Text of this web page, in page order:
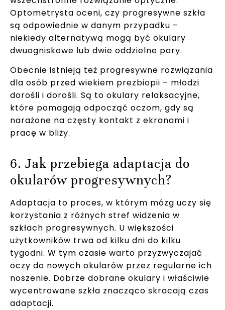
Optometrysta oceni, czy progresywne szkła
są odpowiednie w danym przypadku –
niekiedy alternatywą mogą być okulary
dwuogniskowe lub dwie oddzielne pary.
Obecnie istnieją też progresywne rozwiązania
dla osób przed wiekiem prezbiopii – młodzi
dorośli i dorośli. Są to okulary relaksacyjne,
które pomagają odpocząć oczom, gdy są
narażone na częsty kontakt z ekranami i
pracę w bliży.
6. Jak przebiega adaptacja do
okularów progresywnych?
Adaptacja to proces, w którym mózg uczy się
korzystania z różnych stref widzenia w
szkłach progresywnych. U większości
użytkowników trwa od kilku dni do kilku
tygodni. W tym czasie warto przyzwyczajać
oczy do nowych okularów przez regularne ich
noszenie. Dobrze dobrane okulary i właściwie
wycentrowane szkła znacząco skracają czas
adaptacji.